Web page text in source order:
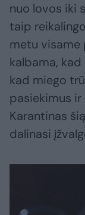
nuo lovos iki
taip
metu visame
kalbama,
kad miego
pasiekimus
Karantinas
dalinasi